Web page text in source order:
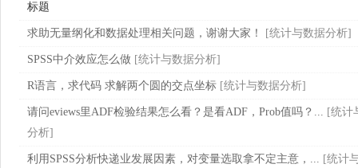
标题
求助无量纲化和数据处理相关问题，谢谢大家！ [统计与数据分析]
SPSS中介效应怎么做 [统计与数据分析]
R语言，求代码 求解两个圆的交点坐标 [统计与数据分析]
请问eviews里ADF检验结果怎么看？是看ADF，Prob值吗？... [统计
分析]
利用SPSS分析快递业发展因素，对变量选取拿不定主意，... [统计